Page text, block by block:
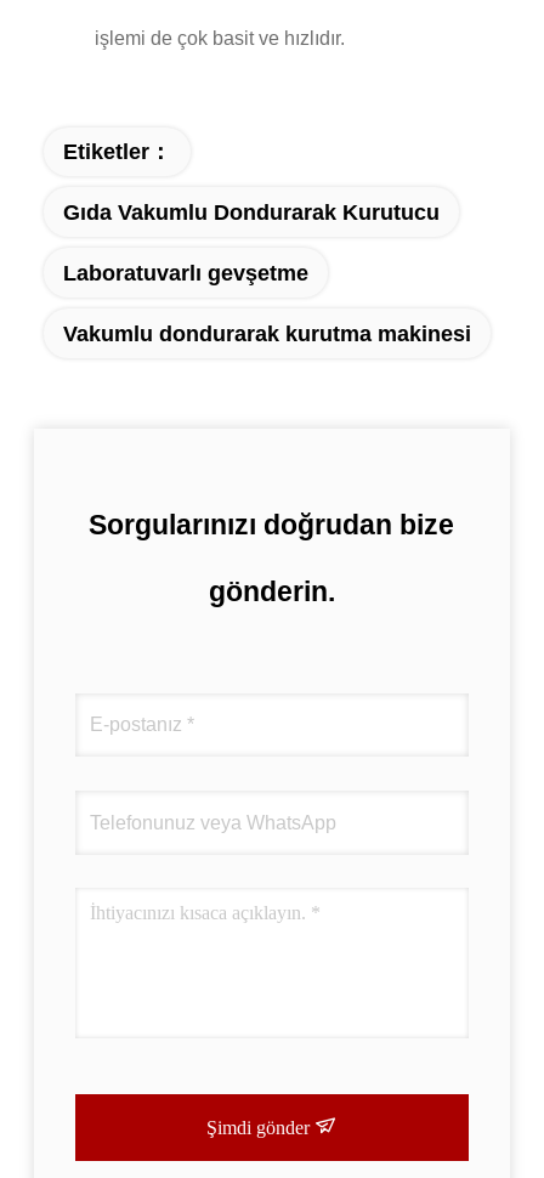
işlemi de çok basit ve hızlıdır.
Etiketler：
Gıda Vakumlu Dondurarak Kurutucu
Laboratuvarlı gevşetme
Vakumlu dondurarak kurutma makinesi
Sorgularınızı doğrudan bize
gönderin.
Şimdi gönder